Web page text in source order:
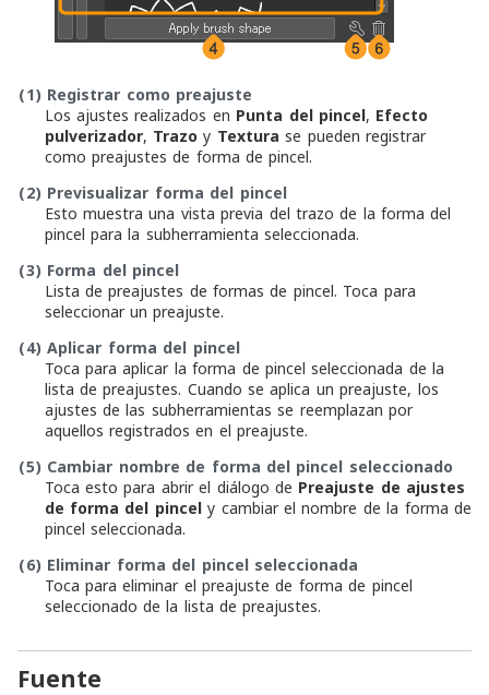
(1) Registrar como preajuste
Los ajustes realizados en Punta del pincel, Efecto
pulverizador, Trazo y Textura se pueden registrar
como preajustes de forma de pincel.
(2) Previsualizar forma del pincel
Esto muestra una vista previa del trazo de la forma del
pincel para la subherramienta seleccionada.
(3) Forma del pincel
Lista de preajustes de formas de pincel. Toca para
seleccionar un preajuste.
(4) Aplicar forma del pincel
Toca para aplicar la forma de pincel seleccionada de la
lista de preajustes. Cuando se aplica un preajuste, los
ajustes de las subherramientas se reemplazan por
aquellos registrados en el preajuste.
(5) Cambiar nombre de forma del pincel seleccionado
Toca esto para abrir el diálogo de Preajuste de ajustes
de forma del pincel y cambiar el nombre de la forma de
pincel seleccionada.
(6) Eliminar forma del pincel seleccionada
Toca para eliminar el preajuste de forma de pincel
seleccionado de la lista de preajustes.
Fuente